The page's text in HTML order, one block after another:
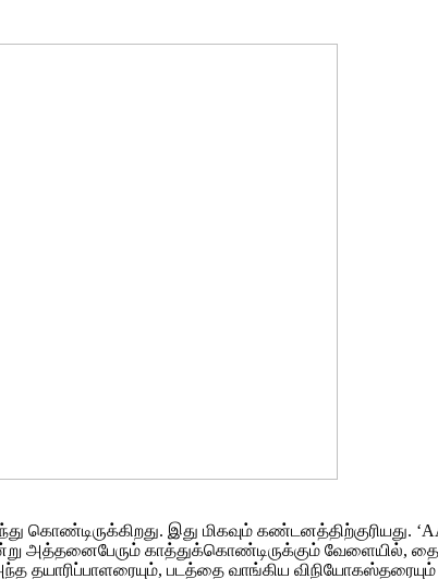
கொண்டிருக்கிறது. இது மிகவும் கண்டனத்திற்குரியது.
அத்தனைபேரும் காத்துக்கொண்டிருக்கும் வேளையில்,
தயாரிப்பாளரையும், படத்தை வாங்கிய